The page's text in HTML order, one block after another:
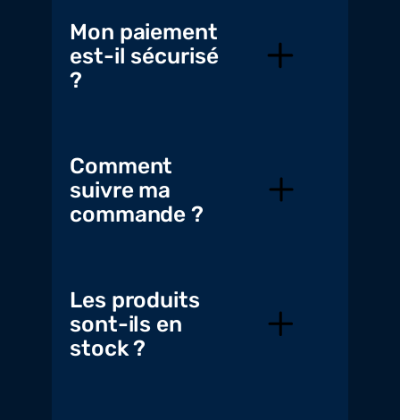
Mon paiement
est-il sécurisé
?
Comment
suivre ma
commande ?
Les produits
sont-ils en
stock ?